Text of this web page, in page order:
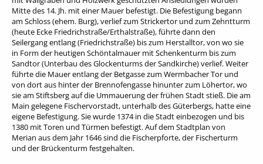
Mitte des 14. Jh. mit einer Mauer befestigt. Die Befestigung begann
am Schloss (ehem. Burg), verlief zum Strickertor und zum Zehntturm
(heute Ecke Friedrichstraße/Erthalstraße), führte dann den
Seilergang entlang (Friedrichstraße) bis zum Herstalltor, von wo sie
in Form der heutigen Schöntalmauer mit Schenkenturm bis zum
Sandtor (Unterbau des Glockenturms der Sandkirche) verlief. Weiter
führte die Mauer entlang der Betgasse zum Wermbacher Tor und
von dort aus hinter der Brennofengasse hinunter zum Löhertor, wo
sie am Stiftsberg auf die Ummauerung der frühen Stadt stieß. Die am
Main gelegene Fischervorstadt, unterhalb des Güterbergs, hatte eine
eigene Befestigung. Sie wurde 1374 in die Stadt einbezogen und bis
1380 mit Toren und Türmen befestigt. Auf dem Stadtplan von
Merian aus dem Jahr 1646 sind die Fischerpforte, der Fischerturm
und der Brückenturm festgehalten.